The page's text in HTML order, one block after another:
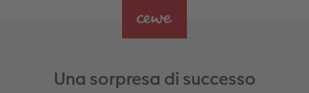
Una sorpresa di successo